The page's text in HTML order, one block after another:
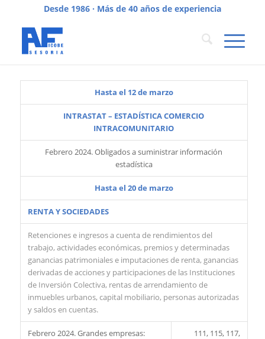
Desde 1986 · Más de 40 años de experiencia
Hasta el 12 de marzo
INTRASTAT – ESTADÍSTICA COMERCIO
INTRACOMUNITARIO
Febrero 2024. Obligados a suministrar información
estadística
Hasta el 20 de marzo
RENTA Y SOCIEDADES
Retenciones e ingresos a cuenta de rendimientos del
trabajo, actividades económicas, premios y determinadas
ganancias patrimoniales e imputaciones de renta, ganancias
derivadas de acciones y participaciones de las Instituciones
de Inversión Colectiva, rentas de arrendamiento de
inmuebles urbanos, capital mobiliario, personas autorizadas
y saldos en cuentas.
Febrero 2024. Grandes empresas:
111, 115, 117,